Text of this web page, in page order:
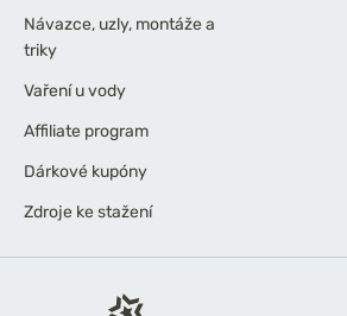
Návazce, uzly, montáže a
triky
Vaření u vody
Affiliate program
Dárkové kupóny
Zdroje ke stažení